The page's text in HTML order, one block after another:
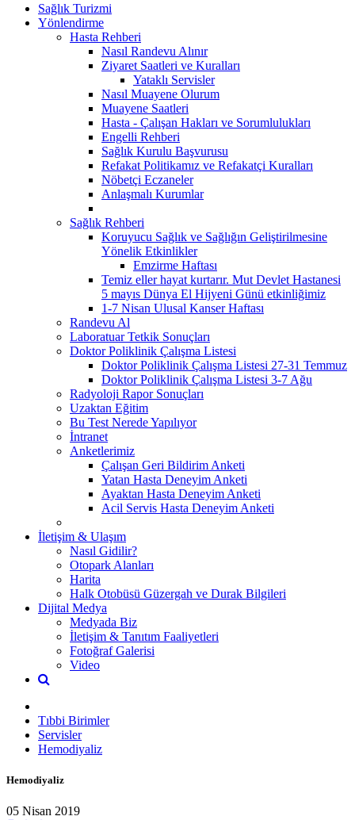
Sağlık Turizmi
Yönlendirme
Hasta Rehberi
Nasıl Randevu Alınır
Ziyaret Saatleri ve Kuralları
Yataklı Servisler
Nasıl Muayene Olurum
Muayene Saatleri
Hasta - Çalışan Hakları ve Sorumlulukları
Engelli Rehberi
Sağlık Kurulu Başvurusu
Refakat Politikamız ve Refakatçi Kuralları
Nöbetçi Eczaneler
Anlaşmalı Kurumlar
Sağlık Rehberi
Koruyucu Sağlık ve Sağlığın Geliştirilmesine
Yönelik Etkinlikler
Emzirme Haftası
Temiz eller hayat kurtarır. Mut Devlet Hastanesi
5 mayıs Dünya El Hijyeni Günü etkinliğimiz
1-7 Nisan Ulusal Kanser Haftası
Randevu Al
Laboratuar Tetkik Sonuçları
Doktor Poliklinik Çalışma Listesi
Doktor Poliklinik Çalışma Listesi 27-31 Temmuz
Doktor Poliklinik Çalışma Listesi 3-7 Ağu
Radyoloji Rapor Sonuçları
Uzaktan Eğitim
Bu Test Nerede Yapılıyor
İntranet
Anketlerimiz
Çalışan Geri Bildirim Anketi
Yatan Hasta Deneyim Anketi
Ayaktan Hasta Deneyim Anketi
Acil Servis Hasta Deneyim Anketi
İletişim & Ulaşım
Nasıl Gidilir?
Otopark Alanları
Harita
Halk Otobüsü Güzergah ve Durak Bilgileri
Dijital Medya
Medyada Biz
İletişim & Tanıtım Faaliyetleri
Fotoğraf Galerisi
Video
Tıbbi Birimler
Servisler
Hemodiyaliz
Hemodiyaliz
05 Nisan 2019